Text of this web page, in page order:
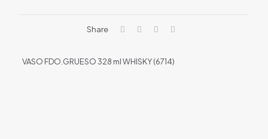
Share
VASO FDO.GRUESO 328 ml WHISKY (6714)